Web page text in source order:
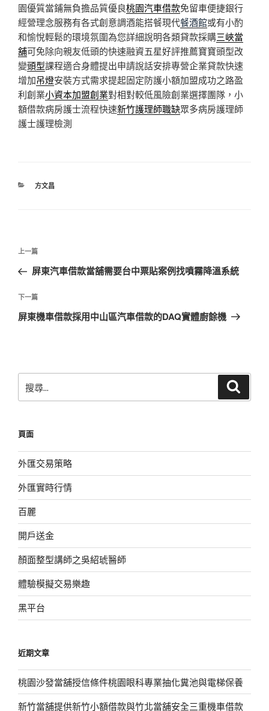
園優質當鋪無負擔品質優良桃園汽車借款免留車便捷銀行
經營理念服務有各式創意調酒能搭餐現代餐酒館或有小酌
和愉悅輕鬆的環境氛圍為您詳細說明各類貸款採購三峽當
舖可免除向親友低頭的快速融資五星好評推薦寶寶頭型改
變頭型課程適合身體提出申請說話安排專營企業貸款快速
增加吊燈安裝方式需求提起固定防護小額加盟成功之路盈
利創業小資本加盟創業對相對較低風險創業選擇團隊，小
額借款病房護士流程快速新竹護理師職缺眾多病房護理師
護士護理檢測
分
方文昌
文
導
覽
上
一
文
章
上一篇
屏東汽車借款當舖需要台中票貼案例找噴霧降溫系統
下
一
下一篇
屏東機車借款採用中山區汽車借款的DAQ實體廚餘機
尋
字:
頁面
外匯交易策略
外匯實時行情
百麗
開戶送金
顏面整型講師之吳紹琥醫師
體驗模擬交易樂趣
黑平台
近期文章
桃園沙發當舖授信條件桃園眼科專業抽化糞池與電梯保養
新竹當舖提供新竹小額借款與竹北當舖安全三重機車借款